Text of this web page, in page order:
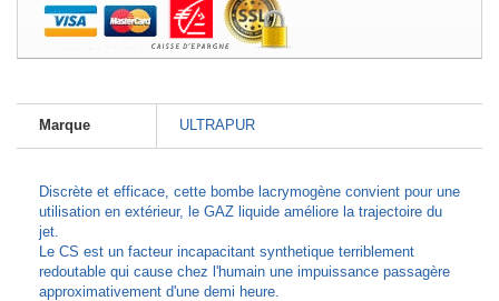
Marque ULTRAPUR
Discrète et efficace, cette bombe lacrymogène convient pour une
utilisation en extérieur, le GAZ liquide améliore la trajectoire du
jet.
Le CS est un facteur incapacitant synthetique terriblement
redoutable qui cause chez l'humain une impuissance passagère
approximativement d'une demi heure.